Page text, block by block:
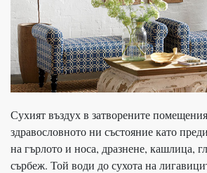
Сухият въздух в затворените
здравословното ни състояние като
на гърлото и носа, дразнене, кашлица,
сърбеж. Той води до сухота на